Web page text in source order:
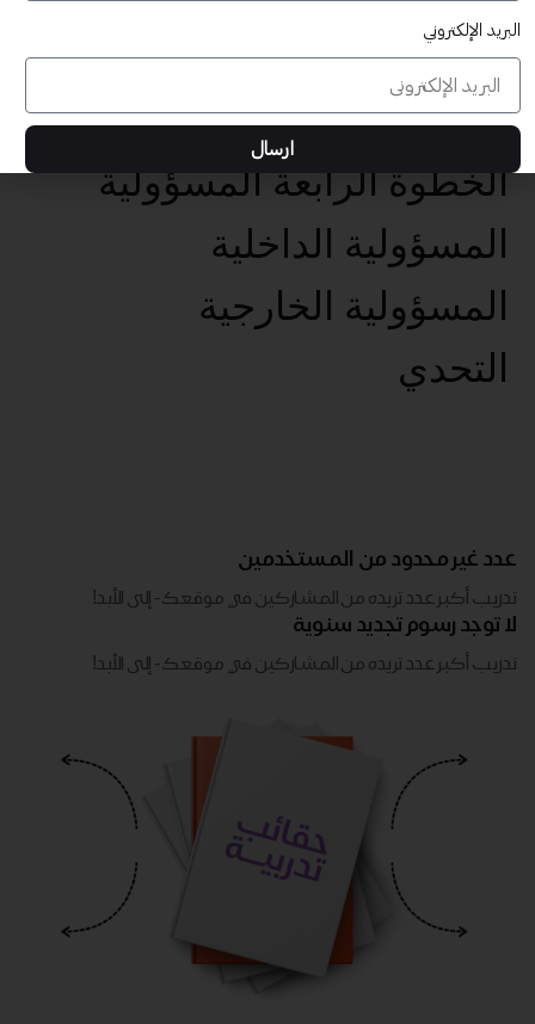
عناصر تحقيق الأهداف الخمس
تحديد الهدف الفعال
الخطوة الرابعة المسؤولية
المسؤولية الداخلية
المسؤولية الخارجية
التحدي
عدد غير محدود من المستخدمين
تدريب أكبر عدد تريده من المشاركين في موقعك - ​​إلى الأبد!
لا توجد رسوم تجديد سنوية
تدريب أكبر عدد تريده من المشاركين في موقعك - ​​إلى الأبد!
البريد الإلكتروني
ارسال